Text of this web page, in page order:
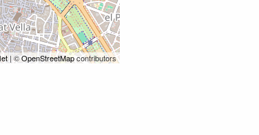
| ©OpenStreetMapcontributors